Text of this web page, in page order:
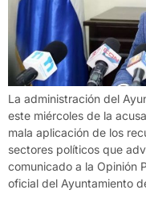
La administración del
este miércoles de la
mala aplicación de los
sectores políticos que
comunicado a la Opinión
oficial del Ayuntamiento